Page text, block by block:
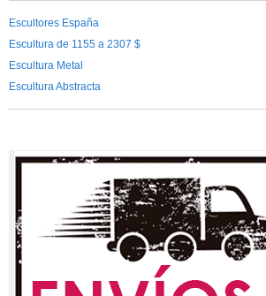
Escultores España
Escultura de 1155 a 2307 $
Escultura Metal
Escultura Abstracta